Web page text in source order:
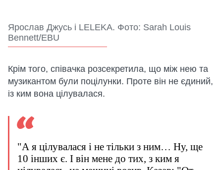
Ярослав Джусь і LELEKA. Фото: Sarah Louis
Bennett/EBU
Крім того, співачка розсекретила, що між нею та
музикантом були поцілунки. Проте він не єдиний,
із ким вона цілувалася.
"А я цілувалася і не тільки з ним… Ну, ще
10 інших є. І він мене до тих, з ким я